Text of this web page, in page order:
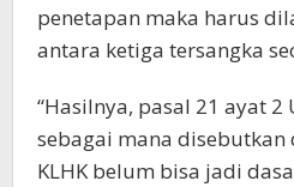
penetapan maka harus
antara ketiga tersangka
“Hasilnya, pasal 21 ayat 2
sebagai mana disebutkan
KLHK belum bisa jadi